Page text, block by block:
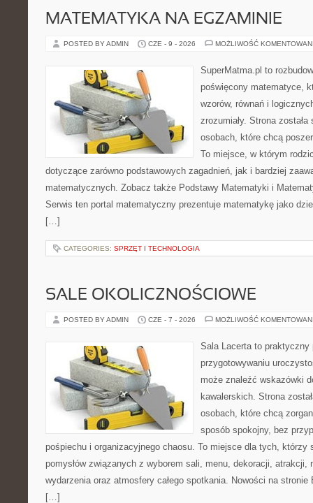
MATEMATYKA NA EGZAMINIE
POSTED BY ADMIN CZE - 9 - 2026 MOŻLIWOŚĆ
SuperMatma.pl to
poświęcony matematyce,
wzorów, równań i
zrozumiały. Strona
osobach, które chcą
To miejsce, w którym
dotyczące zarówno podstawowych zagadnień, jak i bardziej
matematycznych. Zobacz także Podstawy Matematyki i
Serwis ten portal matematyczny prezentuje matematykę jako
[…]
CATEGORIES: SPRZĘT I TECHNOLOGIA
SALE OKOLICZNOŚCIOWE
POSTED BY ADMIN CZE - 7 - 2026 MOŻLIWOŚĆ
Sala Lacerta to praktyczny
przygotowywaniu
może znaleźć wskazówki
kawalerskich. Strona
osobach, które chcą
sposób spokojny, bez
pośpiechu i organizacyjnego chaosu. To miejsce dla tych, którzy
pomysłów związanych z wyborem sali, menu, dekoracji, atrakcji,
wydarzenia oraz atmosfery całego spotkania. Nowości na
[…]